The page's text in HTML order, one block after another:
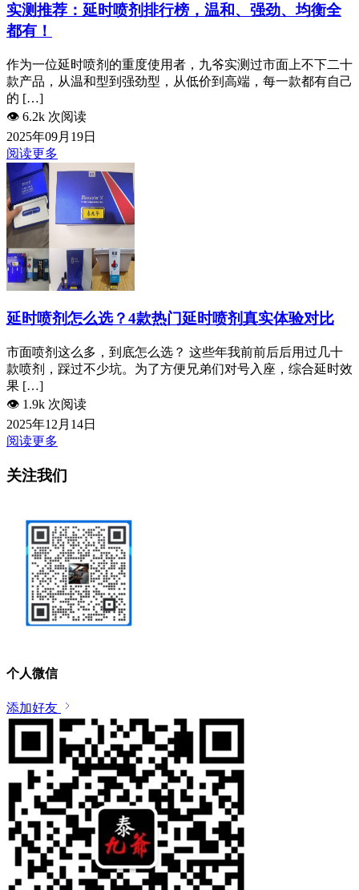
实测推荐：延时喷剂排行榜，温和、强劲、均衡全
都有！
作为一位延时喷剂的重度使用者，九爷实测过市面上不下二十
款产品，从温和型到强劲型，从低价到高端，每一款都有自己
的 […]
👁️ 6.2k 次阅读
2025年09月19日
阅读更多
延时喷剂怎么选？4款热门延时喷剂真实体验对比
市面喷剂这么多，到底怎么选？ 这些年我前前后后用过几十
款喷剂，踩过不少坑。为了方便兄弟们对号入座，综合延时效
果 […]
👁️ 1.9k 次阅读
2025年12月14日
阅读更多
关注我们
个人微信
添加好友